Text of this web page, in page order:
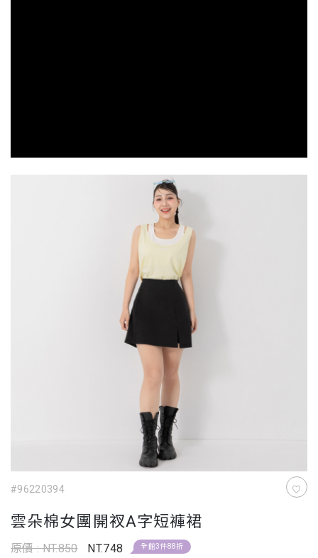
#96220394
雲朵棉女團開衩A字短褲裙
原價 : NT.850 NT.748 全館3件88折